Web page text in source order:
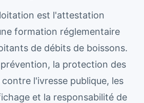
est l'attestation
formation réglementaire
de débits de boissons.
la protection des
l'ivresse publique, les
et la responsabilité de